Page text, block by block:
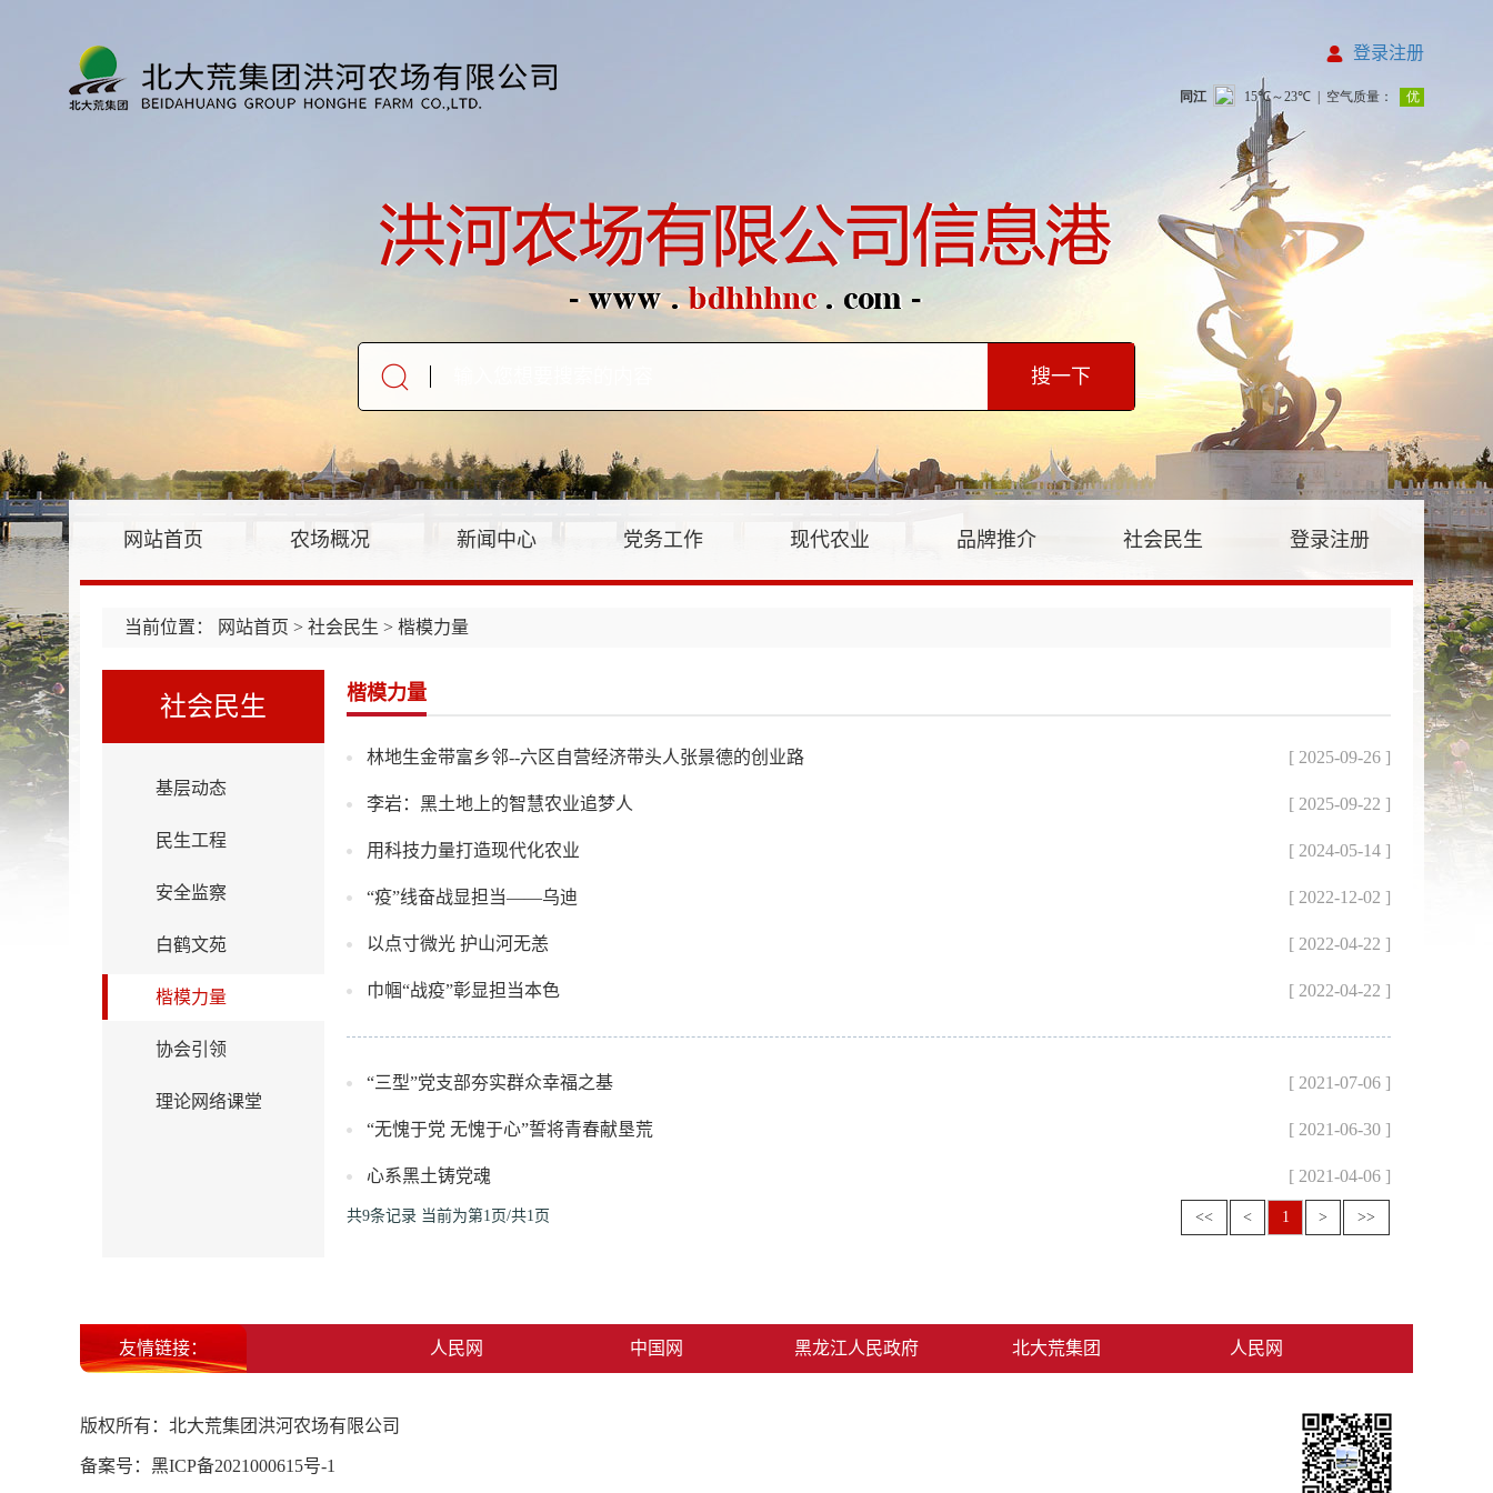
登录注册
搜一下
网站首页 农场概况 新闻中心 党务工作 现代农业 品牌推介 社会民生 登录注册
当前位置： 网站首页 > 社会民生 > 楷模力量
社会民生
基层动态
民生工程
安全监察
白鹤文苑
楷模力量
协会引领
理论网络课堂
楷模力量
林地生金带富乡邻--六区自营经济带头人张景德的创业路 [ 2025-09-26 ]
李岩：黑土地上的智慧农业追梦人 [ 2025-09-22 ]
用科技力量打造现代化农业 [ 2024-05-14 ]
“疫”线奋战显担当——乌迪 [ 2022-12-02 ]
以点寸微光 护山河无恙 [ 2022-04-22 ]
巾帼“战疫”彰显担当本色 [ 2022-04-22 ]
“三型”党支部夯实群众幸福之基 [ 2021-07-06 ]
“无愧于党 无愧于心”誓将青春献垦荒 [ 2021-06-30 ]
心系黑土铸党魂 [ 2021-04-06 ]
共9条记录 当前为第1页/共1页 << < 1 > >>
友情链接： 人民网 中国网 黑龙江人民政府 北大荒集团 人民网
版权所有：北大荒集团洪河农场有限公司
备案号： 黑ICP备2021000615号-1